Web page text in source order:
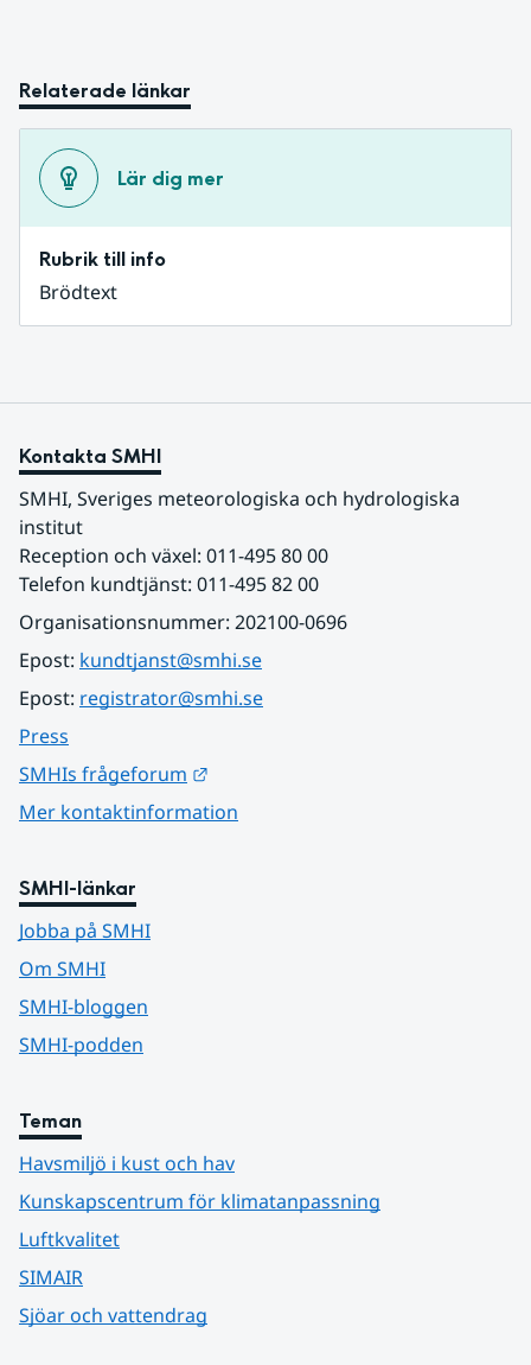
Relaterade länkar
Lär dig mer
Rubrik till info
Brödtext
Kontakta SMHI
SMHI, Sveriges meteorologiska och hydrologiska
institut
Reception och växel: 011-495 80 00
Telefon kundtjänst: 011-495 82 00
Organisationsnummer: 202100-0696
Epost: kundtjanst@smhi.se
Epost: registrator@smhi.se
Press
SMHIs frågeforum
Mer kontaktinformation
SMHI-länkar
Jobba på SMHI
Om SMHI
SMHI-bloggen
SMHI-podden
Teman
Havsmiljö i kust och hav
Kunskapscentrum för klimatanpassning
Luftkvalitet
SIMAIR
Sjöar och vattendrag